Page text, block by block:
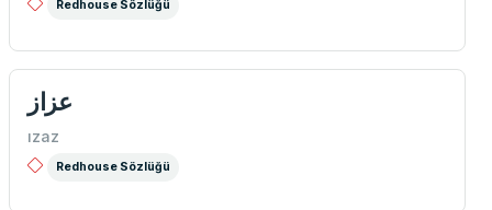
Redhouse Sözlüğü
عزاز
ızaz
Redhouse Sözlüğü